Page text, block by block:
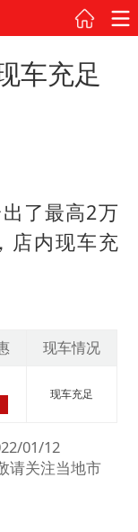
车充足
了最高2万
店内现车充
现车情况
现车充足
01/12
请关注当地市